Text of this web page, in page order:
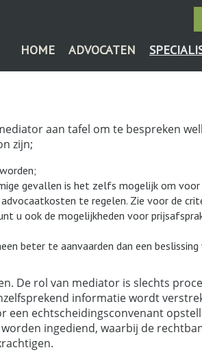
HOME ADVOCATEN
aan tafel om te bespreken
zijn;
gevallen is het zelfs mogelijk om
te regelen. Zie voor de
u ook de mogelijkheden voor
beter te aanvaarden dan een
De rol van mediator is slechts
informatie wordt
echtscheidingsconvenant
ingediend, waarbij de